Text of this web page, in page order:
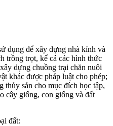
dụng để xây dựng nhà kính và
trồng trọt, kể cả các hình thức
dựng chuồng trại chăn nuôi
khác được pháp luật cho phép;
thủy sản cho mục đích học tập,
cây giống, con giống và đất
đất: